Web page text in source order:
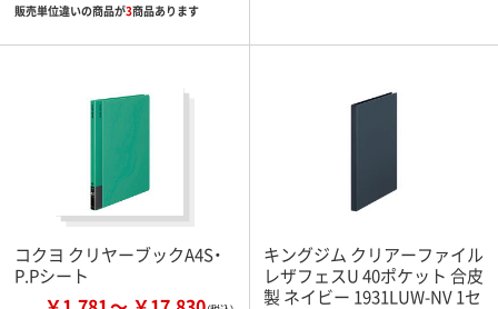
販売単位違いの商品が3商品あります
コクヨ クリヤーブックA4S・
P.Pシート
キングジム クリアーファイル
レザフェスU 40ポケット 合皮
製 ネイビー 1931LUW-NV 1セ